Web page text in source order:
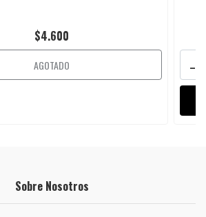
$4.600
AGOTADO -
Sobre Nosotros